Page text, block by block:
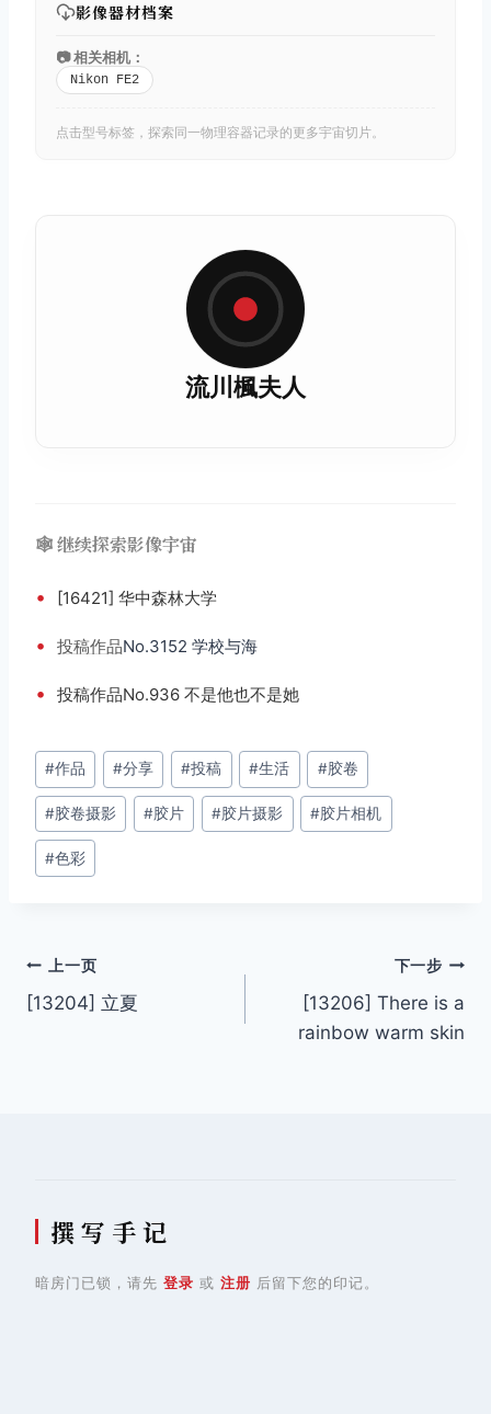
影像器材档案
📷 相关相机：
Nikon FE2
点击型号标签，探索同一物理容器记录的更多宇宙切片。
流川楓夫人
🕸️ 继续探索影像宇宙
• [16421] 华中森林大学
• 投稿作品No.3152 学校与海
• 投稿作品No.936 不是他也不是她
文
章
标
签：
#作品 #分享 #投稿 #生活 #胶卷
#胶卷摄影 #胶片 #胶片摄影 #胶片相机
#色彩
文
章
上一页
[13204] 立夏
下一步
[13206] There is a
rainbow warm skin
撰 写 手 记
暗房门已锁，请先 登录 或 注册 后留下您的印记。